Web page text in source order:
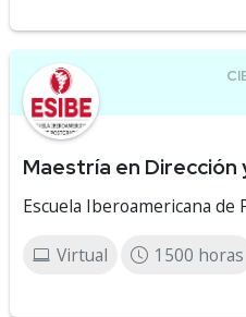
Maestría en
Escuela Iberoamericana de
Virtual 1500 horas